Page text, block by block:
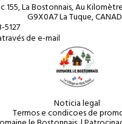
La Bostonnais, Au Kilomètre
G9X0A7 La Tuque,
5127
de e-mail
Noticia legal
Termos e condicoes de